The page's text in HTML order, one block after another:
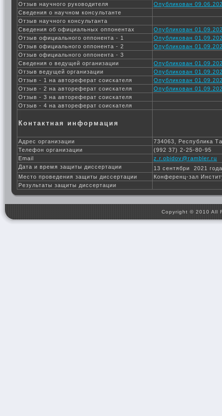
Отзыв научного руководителя
Опубликован
Сведения о научном консультанте
Отзыв научного консультанта
Сведения об официальных оппонентах
Опубликован
Отзыв официального оппонента - 1
Опубликован
Отзыв официального оппонента - 2
Опубликован
Отзыв официального оппонента - 3
Сведения о ведущей организации
Опубликован
Отзыв ведущей организации
Опубликован
Отзыв - 1 на автореферат соискателя
Опубликован
Отзыв - 2 на автореферат соискателя
Опубликован
Отзыв - 3 на автореферат соискателя
Отзыв - 4 на автореферат соискателя
Контактная информация
Адрес организации
734063, Республика
Телефон организации
(992 37) 2-25-80-95
Email
z.r.obidov@rambler.ru
Дата и время защиты диссертации
13 сентябри 2021
Место проведения защиты диссертации
Конференц-зал
Результаты защиты диссертации
Copyright © 2010 All